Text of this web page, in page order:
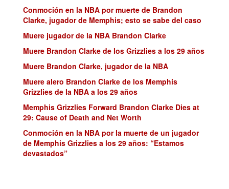
Conmoción en la NBA por muerte de Brandon
Clarke, jugador de Memphis; esto se sabe del caso
Muere jugador de la NBA Brandon Clarke
Muere Brandon Clarke de los Grizzlies a los 29 años
Muere Brandon Clarke, jugador de la NBA
Muere alero Brandon Clarke de los Memphis
Grizzlies de la NBA a los 29 años
Memphis Grizzlies Forward Brandon Clarke Dies at
29: Cause of Death and Net Worth
Conmoción en la NBA por la muerte de un jugador
de Memphis Grizzlies a los 29 años: “Estamos
devastados”